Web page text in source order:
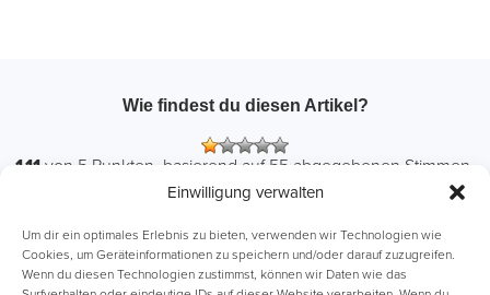
Einwilligung verwalten
Um dir ein optimales Erlebnis zu bieten, verwenden wir Technologien wie
Cookies, um Geräteinformationen zu speichern und/oder darauf zuzugreifen.
Wenn du diesen Technologien zustimmst, können wir Daten wie das
Wie findest du diesen Artikel?
1,11 von 5 Punkten, basierend auf 55 abgegebenen Stimmen.
ABI Intensivkurse Online-Kurse
Einzelnachhilfe Lernhefte